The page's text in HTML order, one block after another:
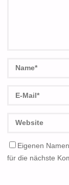
Eigenen
für die nächste